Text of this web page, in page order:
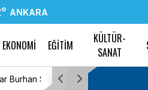
° ANKARA
EKONOMİ EĞİTİM
KÜLTÜR-
SANAT
MTSO Başkanı